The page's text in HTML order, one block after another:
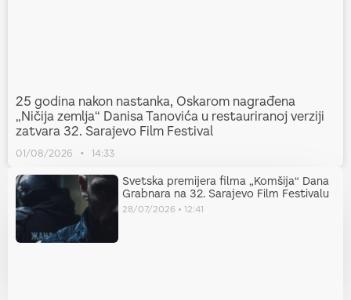
25 godina nakon nastanka, Oskarom nagrađena
„Ničija zemlja“ Danisa Tanovića u restauriranoj verziji
zatvara 32. Sarajevo Film Festival
01/08/2026 14:33
Svetska premijera filma „Komšija“ Dana
Grabnara na 32. Sarajevo Film Festivalu
28/07/2026 12:41